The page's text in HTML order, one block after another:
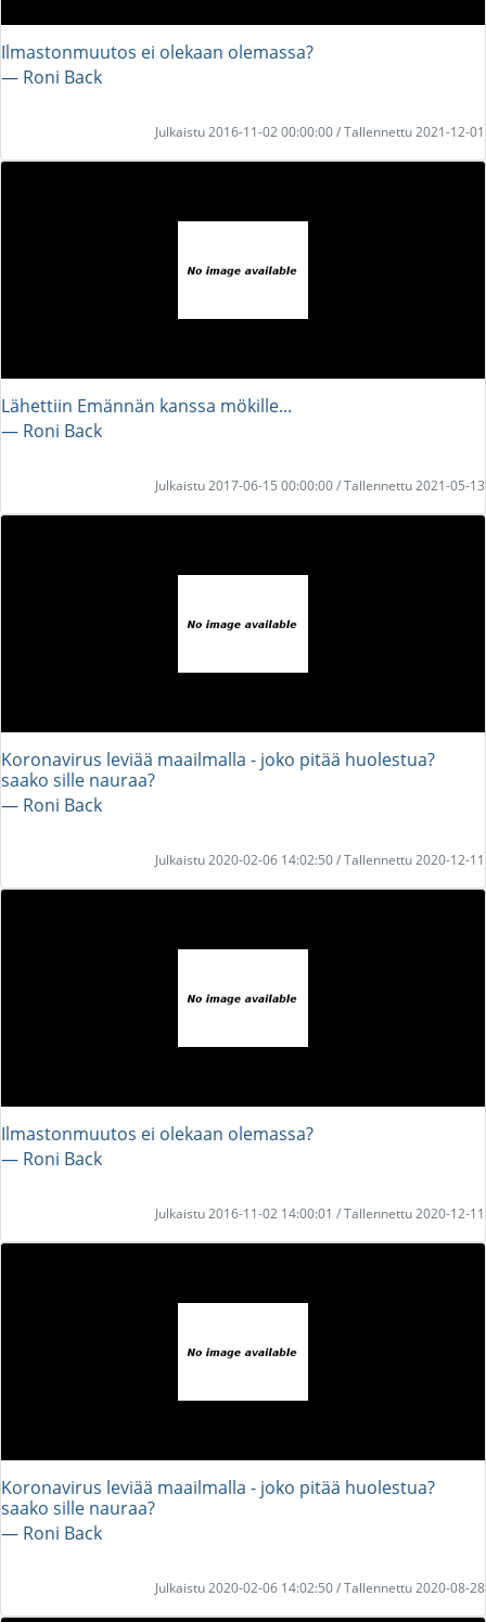
Ilmastonmuutos ei olekaan olemassa?
― Roni Back
Julkaistu 2016-11-02 00:00:00 / Tallennettu 2021-12-01
Lähettiin Emännän kanssa mökille...
― Roni Back
Julkaistu 2017-06-15 00:00:00 / Tallennettu 2021-05-13
Koronavirus leviää maailmalla - joko pitää huolestua?
saako sille nauraa?
― Roni Back
Julkaistu 2020-02-06 14:02:50 / Tallennettu 2020-12-11
Ilmastonmuutos ei olekaan olemassa?
― Roni Back
Julkaistu 2016-11-02 14:00:01 / Tallennettu 2020-12-11
Koronavirus leviää maailmalla - joko pitää huolestua?
saako sille nauraa?
― Roni Back
Julkaistu 2020-02-06 14:02:50 / Tallennettu 2020-08-28